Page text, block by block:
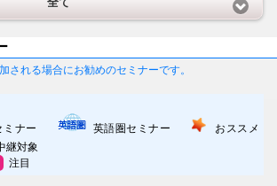
される場合にお勧めのセミナーです。
ミナー
英語圏セミナー
おススメ
継対象
注目